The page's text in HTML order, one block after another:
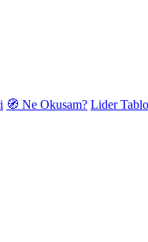
🧭 Ne Okusam? Lider